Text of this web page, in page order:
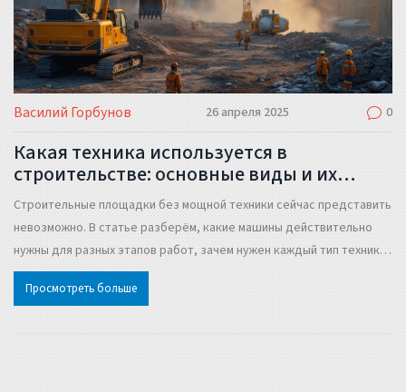
Василий Горбунов 26 апреля 2025 0
Какая техника используется в
строительстве: основные виды и их
назначение
Строительные площадки без мощной техники сейчас представить
невозможно. В статье разберём, какие машины действительно
нужны для разных этапов работ, зачем нужен каждый тип техники
и как правильно подобрать её под задачи вашего объекта.
Расскажем о важных нюансах и дадим пару неожиданных советов
Просмотреть больше